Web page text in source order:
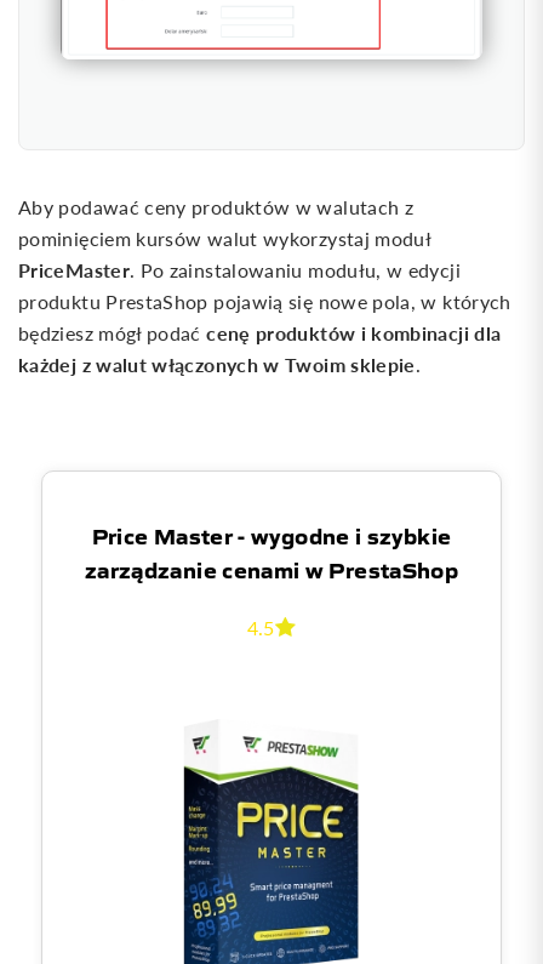
Aby podawać ceny produktów w walutach z
pominięciem kursów walut wykorzystaj moduł
PriceMaster. Po zainstalowaniu modułu, w edycji
produktu PrestaShop pojawią się nowe pola, w których
będziesz mógł podaćcenę produktów i kombinacji dla
każdej z walut włączonych w Twoim sklepie.
Price Master - wygodne i szybkie
zarządzanie cenami w PrestaShop
4.5